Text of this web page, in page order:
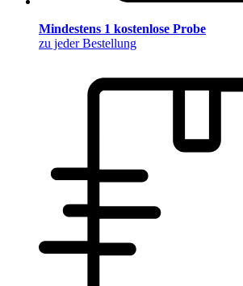
Mindestens 1 kostenlose Probe
zu jeder Bestellung